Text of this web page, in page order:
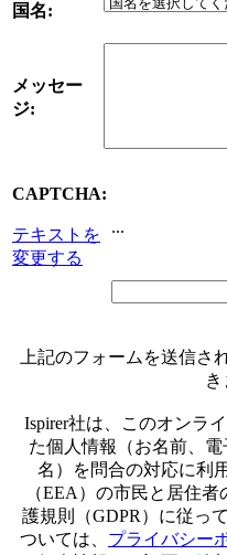
国名:
メッセー
ジ:
CAPTCHA:
テキストを
変更する
...
上記のフォームを送信さ
き
Ispirer社は、このオンラ
た個人情報（お名前、
名）を問合の対応に利
（EEA）の市民と居住
護規則（GDPR）に従っ
ついては、 プライバシー